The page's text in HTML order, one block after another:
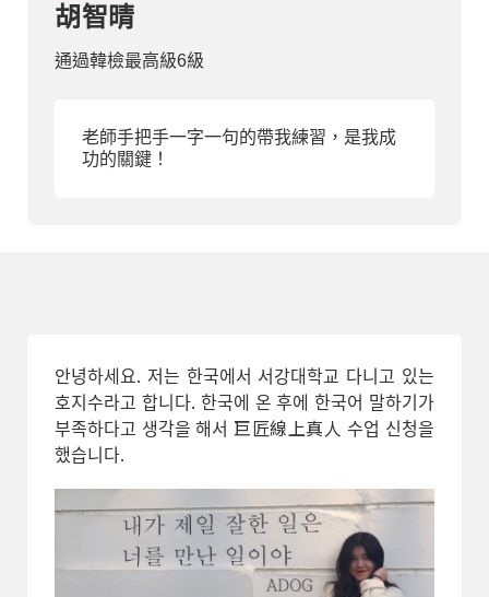
部落格
胡智晴
通過韓檢最高級6級
老師手把手一字一句的帶我練習，是我成
功的關鍵！
안녕하세요. 저는 한국에서 서강대학교 다니고 있는
호지수라고 합니다. 한국에 온 후에 한국어 말하기가
부족하다고 생각을 해서 巨匠線上真人 수업 신청을
했습니다.